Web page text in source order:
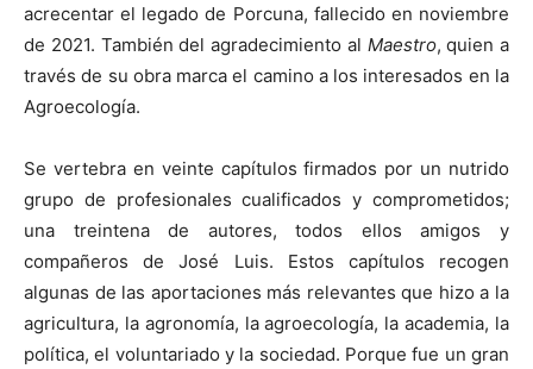
acrecentar el legado de Porcuna, fallecido en noviembre
de 2021. También del agradecimiento al Maestro, quien a
través de su obra marca el camino a los interesados en la
Agroecología.
Se vertebra en veinte capítulos firmados por un nutrido
grupo de profesionales cualificados y comprometidos;
una treintena de autores, todos ellos amigos y
compañeros de José Luis. Estos capítulos recogen
algunas de las aportaciones más relevantes que hizo a la
agricultura, la agronomía, la agroecología, la academia, la
política, el voluntariado y la sociedad. Porque fue un gran